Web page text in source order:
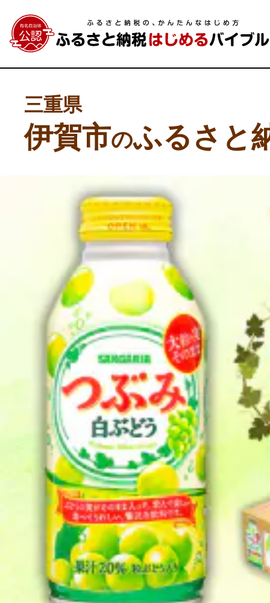
よく見られている返礼品
ふるさと納税徹底比較
寄付上限額シミュレーション
三重県
伊賀市のふるさと